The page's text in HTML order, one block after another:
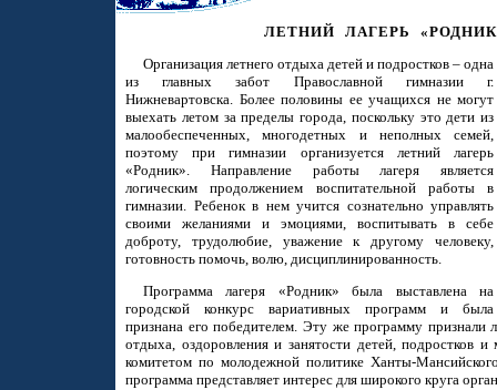
ЛЕТНИЙ ЛАГЕРЬ
Организация летнего отдыха детей и подростков – одна
из главных забот Православной гимназии г.
Нижневартовска. Более половины ее учащихся не могут
выехать летом за пределы города, поскольку это дети из
малообеспеченных, многодетных и неполных семей,
поэтому при гимназии организуется летний лагерь
«Родник». Направление работы лагеря является
логическим продолжением воспитательной работы в
гимназии. Ребенок в нем учится сознательно управлять
своими желаниями и эмоциями, воспитывать в себе
доброту, трудолюбие, уважение к другому человеку,
готовность помочь, волю, дисциплинированность.
Программа лагеря «Родник» была выставлена на
городской конкурс вариативных программ и была
признана его победителем. Эту же программу признали
отдыха, оздоровления и занятости детей, подростков
комитетом по молодежной политике Ханты-
программа представляет интерес для широкого круга